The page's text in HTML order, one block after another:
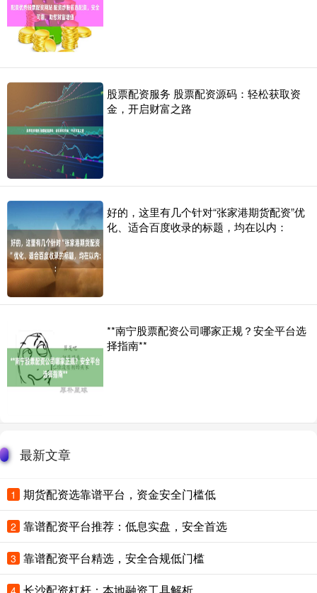
股票配资服务 股票配资源码：轻松获取资
金，开启财富之路
好的，这里有几个针对“张家港期货配资”优
化、适合百度收录的标题，均在以内：
**南宁股票配资公司哪家正规？安全平台选
择指南**
最新文章
1 期货配资选靠谱平台，资金安全门槛低
2 靠谱配资平台推荐：低息实盘，安全首选
3 靠谱配资平台精选，安全合规低门槛